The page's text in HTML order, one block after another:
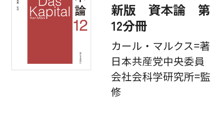
新版 資本論 第
12分冊
カール・マルクス=著
日本共産党中央委員
会社会科学研究所=監
修